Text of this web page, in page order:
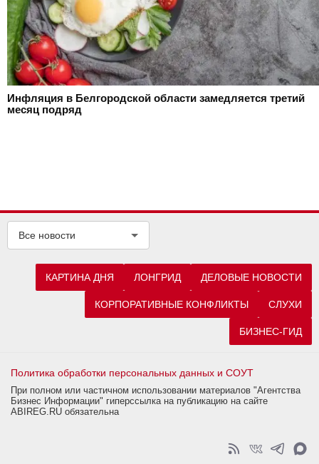
Инфляция в Белгородской области замедляется третий
месяц подряд
Все новости
КАРТИНА ДНЯ ЛОНГРИД ДЕЛОВЫЕ НОВОСТИ
КОРПОРАТИВНЫЕ КОНФЛИКТЫ СЛУХИ
БИЗНЕС-ГИД
Политика обработки персональных данных и СОУТ
При полном или частичном использовании материалов "Агентства
Бизнес Информации" гиперссылка на публикацию на сайте
ABIREG.RU обязательна